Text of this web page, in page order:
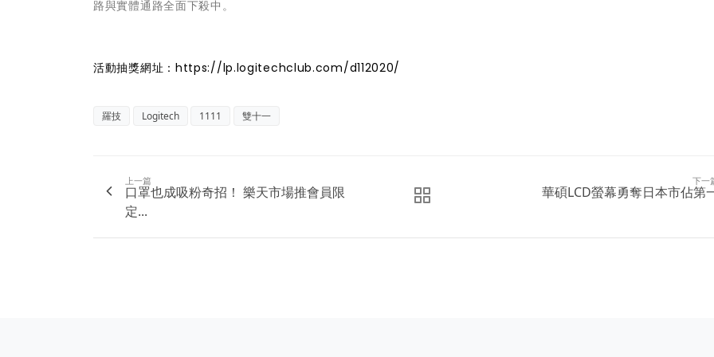
路與實體通路全面下殺中。
活動抽獎網址： https://lp.logitechclub.com/d112020/
羅技 Logitech 1111 雙十一
上一篇
口罩也成吸粉奇招！ 樂天市場推會員限
定...
下一
華碩LCD螢幕勇奪日本市佔第